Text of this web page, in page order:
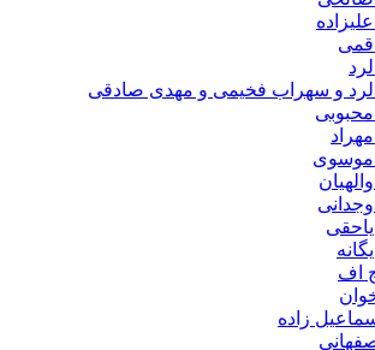
و سهراب فخیمی و مهدی صادقی
اف
زاده